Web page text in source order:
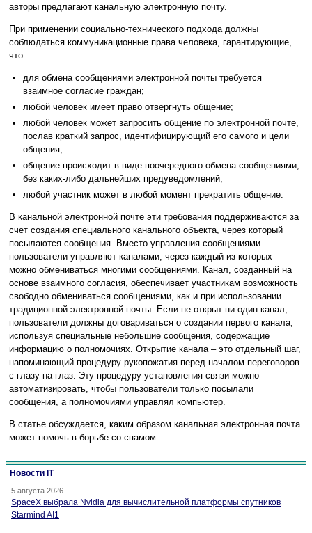
авторы предлагают канальную электронную почту.
При применении социально-технического подхода должны
соблюдаться коммуникационные права человека, гарантирующие,
что:
для обмена сообщениями электронной почты требуется
взаимное согласие граждан;
любой человек имеет право отвергнуть общение;
любой человек может запросить общение по электронной почте,
послав краткий запрос, идентифицирующий его самого и цели
общения;
общение происходит в виде поочередного обмена сообщениями,
без каких-либо дальнейших предуведомлений;
любой участник может в любой момент прекратить общение.
В канальной электронной почте эти требования поддерживаются за
счет создания специального канального объекта, через который
посылаются сообщения. Вместо управления сообщениями
пользователи управляют каналами, через каждый из которых
можно обмениваться многими сообщениями. Канал, созданный на
основе взаимного согласия, обеспечивает участникам возможность
свободно обмениваться сообщениями, как и при использовании
традиционной электронной почты. Если не открыт ни один канал,
пользователи должны договариваться о создании первого канала,
используя специальные небольшие сообщения, содержащие
информацию о полномочиях. Открытие канала – это отдельный шаг,
напоминающий процедуру рукопожатия перед началом переговоров
с глазу на глаз. Эту процедуру установления связи можно
автоматизировать, чтобы пользователи только посылали
сообщения, а полномочиями управлял компьютер.
В статье обсуждается, каким образом канальная электронная почта
может помочь в борьбе со спамом.
Новости IT
5 августа 2026
SpaceX выбрала Nvidia для вычислительной платформы спутников
Starmind AI1